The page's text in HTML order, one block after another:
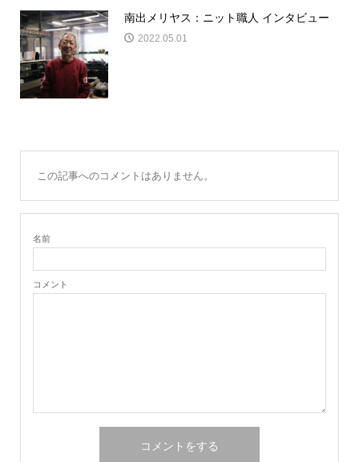
南出メリヤス：ニット職人 インタビュー
2022.05.01
この記事へのコメントはありません。
名前
コメント